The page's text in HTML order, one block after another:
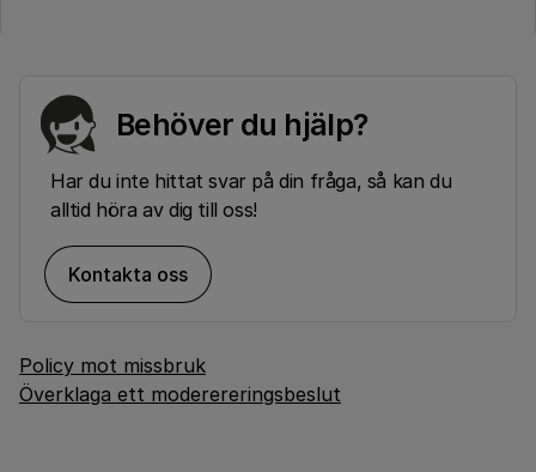
Behöver du hjälp?
Har du inte hittat svar på din fråga, så kan du
alltid höra av dig till oss!
Kontakta oss
Policy mot missbruk
Överklaga ett moderereringsbeslut